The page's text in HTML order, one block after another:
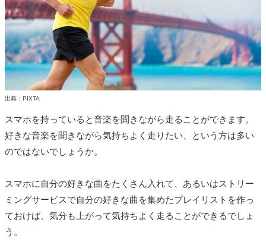
出典：PIXTA
スマホを持っていると音楽を聞きながら走ることができます。
好きな音楽を聞きながら気持ちよく走りたい、という方は多い
のではないでしょうか。
スマホに自分の好きな曲をたくさん入れて、あるいはストリー
ミングサービスで自分の好きな曲を集めたプレイリストを作っ
ておけば、気分も上がって気持ちよく走ることができるでしょ
う。